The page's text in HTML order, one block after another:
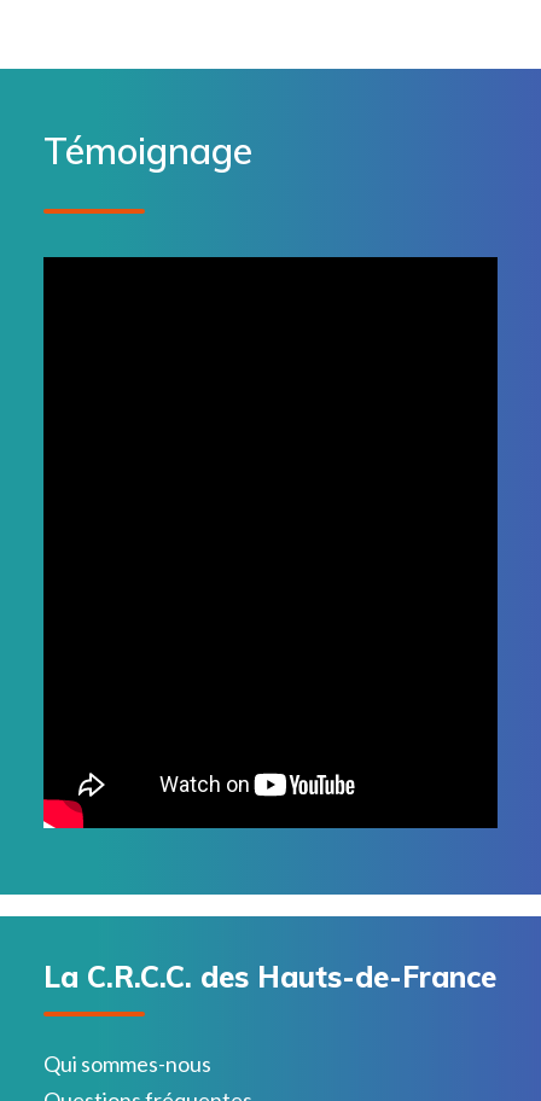
Témoignage
La C.R.C.C. des Hauts-de-France
Qui sommes-nous